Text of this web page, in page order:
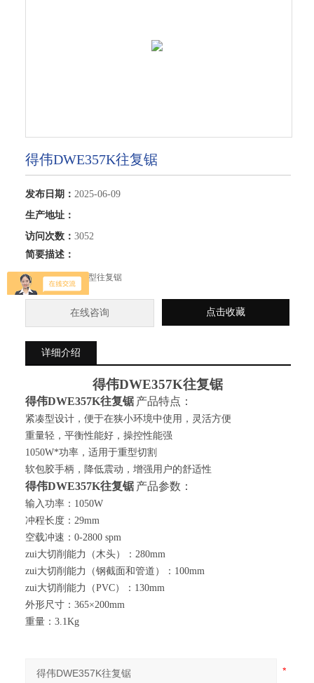
得伟DWE357K往复锯
发布日期： 2025-06-09
生产地址：
访问次数： 3052
简要描述：
得伟DWE357K重型往复锯
在线咨询 点击收藏
详细介绍
得伟DWE357K往复锯
得伟DWE357K往复锯 产品特点 ：
紧凑型设计，便于在狭小环境中使用，灵活方便
重量轻，平衡性能好，操控性能强
1050W*功率，适用于重型切割
软包胶手柄，降低震动，增强用户的舒适性
得伟DWE357K往复锯 产品参数 ：
输入功率： 1050W
冲程长度：29mm
空载冲速：0-2800 spm
zui大切削能力（木头）：280mm
zui大切削能力（钢截面和管道）：100mm
zui大切削能力（PVC）：130mm
外形尺寸：365×200mm
重量：3.1Kg